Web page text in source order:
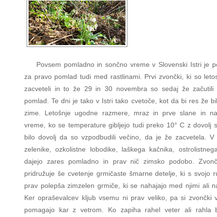
Povsem pomladno in sončno vreme v Slovenski Istri je
za pravo pomlad tudi med rastlinami. Prvi zvončki, ki so
zacveteli in to že 29 in 30 novembra so sedaj že začutili
pomlad. Te dni je tako v Istri tako cvetoče, kot da bi res že
zime. Letošnje ugodne razmere, mraz in prve slane in
vreme, ko se temperature gibljejo tudi preko 10° C z dovolj
bilo dovolj da so vzpodbudili večino, da je že zacvetela. V
zelenike, ozkolistne lobodike, laškega kačnika,
dajejo zares pomladno in prav nič zimsko podobo.
pridružuje še cvetenje grmičaste šmarne detelje, ki s svojo
prav polepša zimzelen grmiče, ki se nahajajo med njimi ali
Ker opraševalcev kljub vsemu ni prav veliko, pa si zvončki
pomagajo kar z vetrom. Ko zapiha rahel veter ali rahla